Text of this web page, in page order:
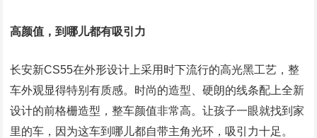
高颜值，到哪儿都有吸引力
长安新CS55在外形设计上采用时下流行的高光黑工艺，整
车外观显得特别有质感。时尚的造型、硬朗的线条配上全新
设计的前格栅造型，整车颜值非常高。让孩子一眼就找到家
里的车，因为这车到哪儿都自带主角光环，吸引力十足。